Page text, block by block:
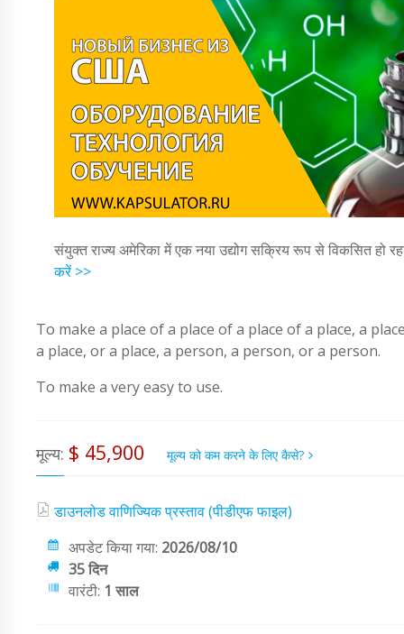
संयुक्त राज्य अमेरिका में एक नया उद्योग सक्रिय रूप से विकसित हो
करें >>
To make a place of a place of a place of a place, a
a place, or a place, a person, a person, or a person.
To make a very easy to use.
मूल्य: $ 45,900 मूल्य को कम करने के लिए कैसे?
डाउनलोड वाणिज्यिक प्रस्ताव (पीडीएफ फाइल)
अपडेट किया गया: 2026/08/10
35 दिन
वारंटी: 1 साल